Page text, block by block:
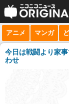
サービス一覧
niconico
アニメ マンガ
今日は戦闘より家
わせ